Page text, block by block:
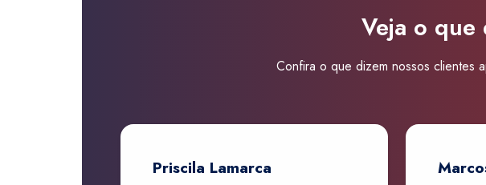
Veja o que
Confira o que dizem nossos clientes
Priscila Lamarca